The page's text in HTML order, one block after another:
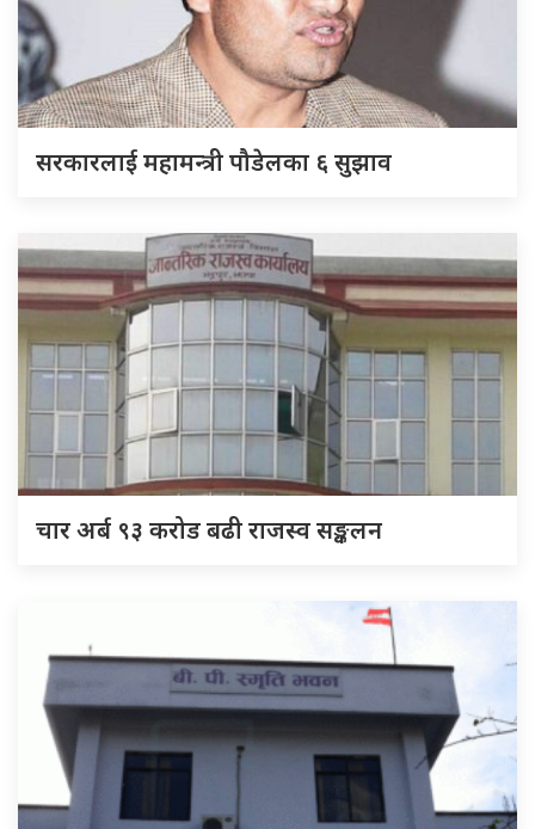
सरकारलाई महामन्त्री पौडेलका ६ सुझाव
चार अर्ब ९३ करोड बढी राजस्व सङ्कलन